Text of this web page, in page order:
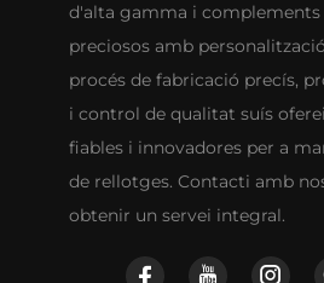
d'alta gamma i complements
preciosos amb
procés de fabricació precís,
i control de qualitat suís
fiables i innovadores per a
de rellotges. Contacti amb
obtenir un servei integral.